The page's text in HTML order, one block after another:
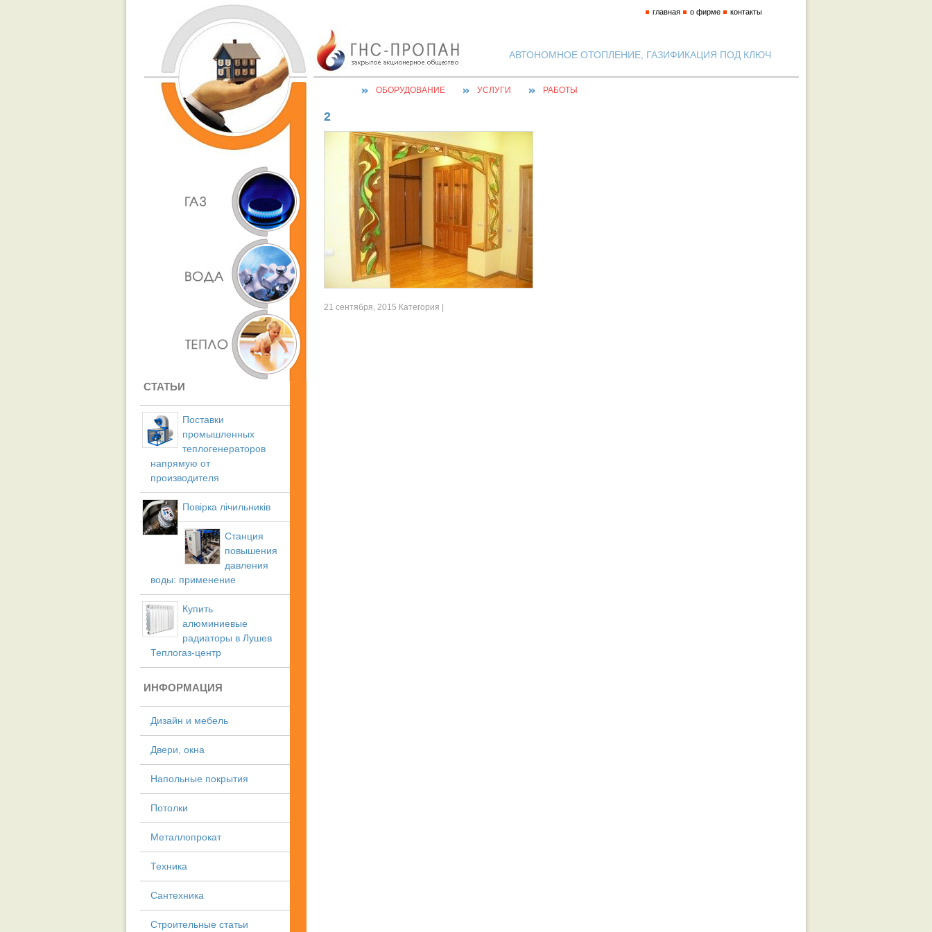
АВТОНОМНОЕ ОТОПЛЕНИЕ, ГАЗИФИКАЦИЯ ПОД КЛЮЧ
главная о фирме контакты
ОБОРУДОВАНИЕ УСЛУГИ РАБОТЫ
СТАТЬИ
Поставки
промышленных
теплогенераторов
напрямую от
производителя
Повірка лічильників
Станция
повышения
давления
воды: применение
Купить
алюминиевые
радиаторы в Лушев
Теплогаз-центр
ИНФОРМАЦИЯ
Дизайн и мебель
Двери, окна
Напольные покрытия
Потолки
Металлопрокат
Техника
Сантехника
Строительные статьи
2
21 сентября, 2015 Категория |